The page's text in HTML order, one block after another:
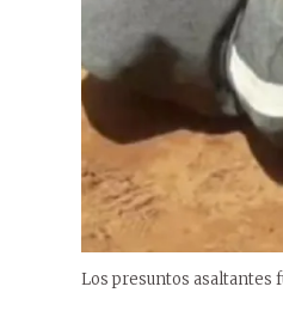
Los presuntos asaltantes